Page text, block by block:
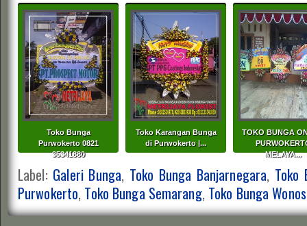
Toko Bunga
Purwokerto 0821
35341880
Toko Karangan Bunga
di Purwokerto |...
TOKO BUNGA
MELAYA...
Label: Galeri Bunga, Toko Bunga Banjarnegara, Toko
Purwokerto, Toko Bunga Semarang, Toko Bunga